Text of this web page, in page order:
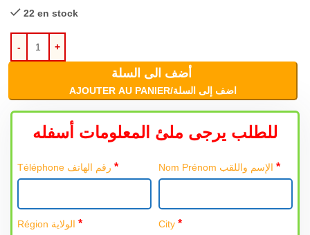
22 en stock
أضف الى السلة
AJOUTER AU PANIER/اضف إلى السلة
للطلب يرجى ملئ المعلومات أسفله
Téléphone رقم الهاتف* *
Région الولاية* City *